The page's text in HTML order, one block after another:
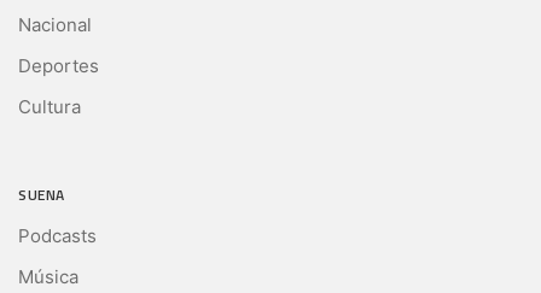
Nacional
Deportes
Cultura
SUENA
Podcasts
Música